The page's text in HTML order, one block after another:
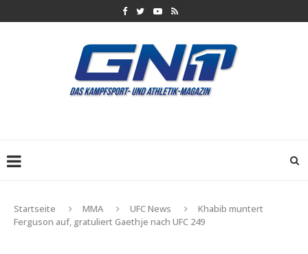
Startseite MMA UFC News
Khabib muntert
Ferguson auf, gratuliert Gaethje nach UFC 249